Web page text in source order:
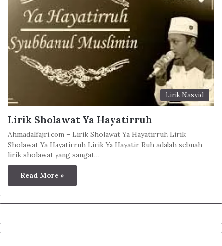
Lirik Nasyid
Lirik Sholawat Ya Hayatirruh
Ahmadalfajri.com – Lirik Sholawat Ya Hayatirruh Lirik
Sholawat Ya Hayatirruh Lirik Ya Hayatir Ruh adalah sebuah
lirik sholawat yang sangat…
Read More »